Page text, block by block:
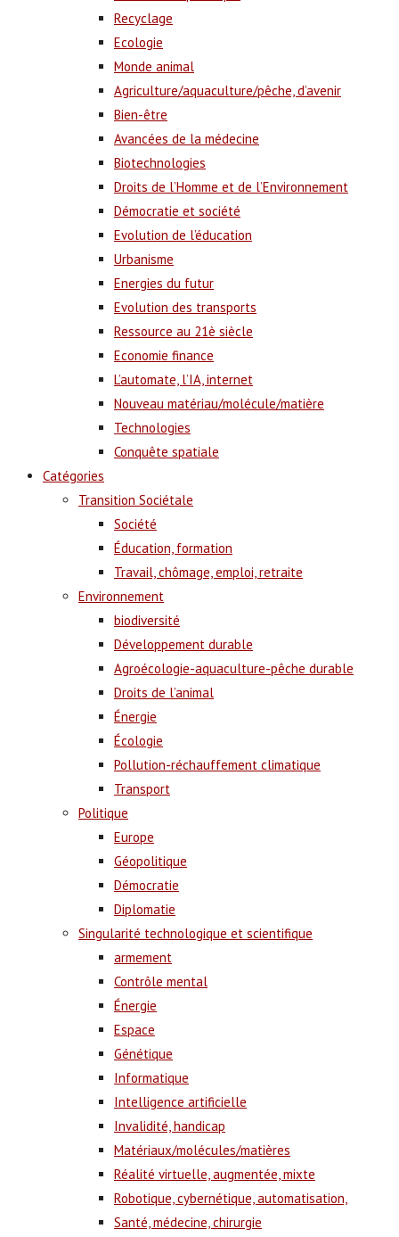
Recyclage
Ecologie
Monde animal
Agriculture/aquaculture/pêche, d’avenir
Bien-être
Avancées de la médecine
Biotechnologies
Droits de l’Homme et de l’Environnement
Démocratie et société
Evolution de l’éducation
Urbanisme
Energies du futur
Evolution des transports
Ressource au 21è siècle
Economie finance
L’automate, l’IA, internet
Nouveau matériau/molécule/matière
Technologies
Conquête spatiale
Catégories
Transition Sociétale
Société
Éducation, formation
Travail, chômage, emploi, retraite
Environnement
biodiversité
Développement durable
Agroécologie-aquaculture-pêche durable
Droits de l’animal
Énergie
Écologie
Pollution-réchauffement climatique
Transport
Politique
Europe
Géopolitique
Démocratie
Diplomatie
Singularité technologique et scientifique
armement
Contrôle mental
Énergie
Espace
Génétique
Informatique
Intelligence artificielle
Invalidité, handicap
Matériaux/molécules/matières
Réalité virtuelle, augmentée, mixte
Robotique, cybernétique, automatisation,
Santé, médecine, chirurgie